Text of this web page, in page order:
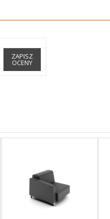
ZAPISZ
OCENY